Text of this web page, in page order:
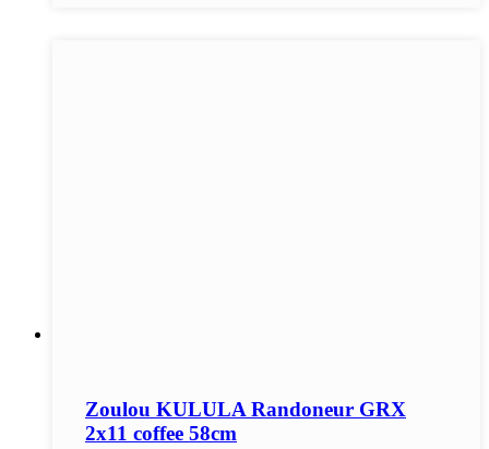
Zoulou KULULA Randoneur GRX
2x11 coffee 58cm